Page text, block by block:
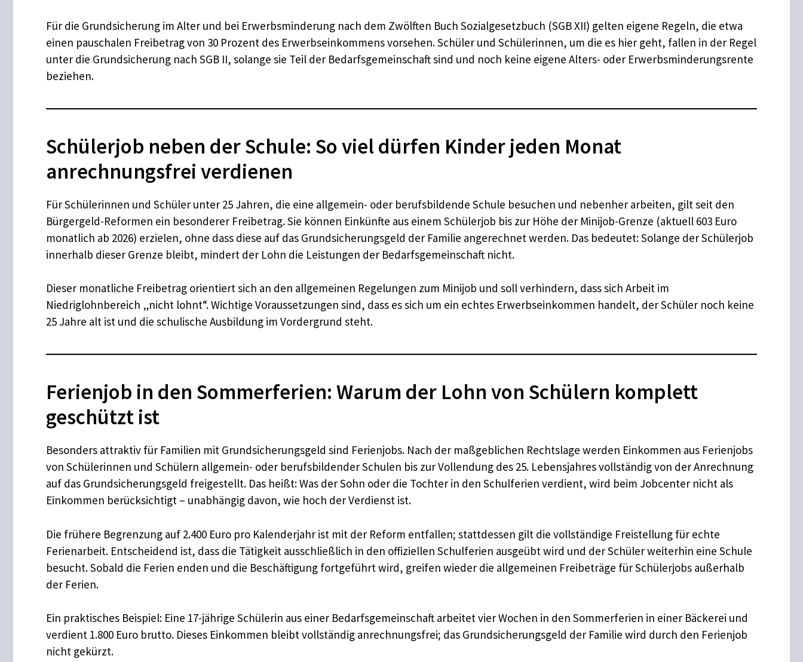
Für die Grundsicherung im Alter und bei Erwerbsminderung nach dem Zwölften Buch Sozialgesetzbuch (SGB XII) gelten eigene Regeln, die etwa
einen pauschalen Freibetrag von 30 Prozent des Erwerbseinkommens vorsehen. Schüler und Schülerinnen, um die es hier geht, fallen in der Regel
unter die Grundsicherung nach SGB II, solange sie Teil der Bedarfsgemeinschaft sind und noch keine eigene Alters- oder Erwerbsminderungsrente
beziehen.
Schülerjob neben der Schule: So viel dürfen Kinder jeden Monat
anrechnungsfrei verdienen
Für Schülerinnen und Schüler unter 25 Jahren, die eine allgemein- oder berufsbildende Schule besuchen und nebenher arbeiten, gilt seit den
Bürgergeld-Reformen ein besonderer Freibetrag. Sie können Einkünfte aus einem Schülerjob bis zur Höhe der Minijob-Grenze (aktuell 603 Euro
monatlich ab 2026) erzielen, ohne dass diese auf das Grundsicherungsgeld der Familie angerechnet werden. Das bedeutet: Solange der Schülerjob
innerhalb dieser Grenze bleibt, mindert der Lohn die Leistungen der Bedarfsgemeinschaft nicht.
Dieser monatliche Freibetrag orientiert sich an den allgemeinen Regelungen zum Minijob und soll verhindern, dass sich Arbeit im
Niedriglohnbereich „nicht lohnt“. Wichtige Voraussetzungen sind, dass es sich um ein echtes Erwerbseinkommen handelt, der Schüler noch keine
25 Jahre alt ist und die schulische Ausbildung im Vordergrund steht.
Ferienjob in den Sommerferien: Warum der Lohn von Schülern komplett
geschützt ist
Besonders attraktiv für Familien mit Grundsicherungsgeld sind Ferienjobs. Nach der maßgeblichen Rechtslage werden Einkommen aus Ferienjobs
von Schülerinnen und Schülern allgemein- oder berufsbildender Schulen bis zur Vollendung des 25. Lebensjahres vollständig von der Anrechnung
auf das Grundsicherungsgeld freigestellt. Das heißt: Was der Sohn oder die Tochter in den Schulferien verdient, wird beim Jobcenter nicht als
Einkommen berücksichtigt – unabhängig davon, wie hoch der Verdienst ist.
Die frühere Begrenzung auf 2.400 Euro pro Kalenderjahr ist mit der Reform entfallen; stattdessen gilt die vollständige Freistellung für echte
Ferienarbeit. Entscheidend ist, dass die Tätigkeit ausschließlich in den offiziellen Schulferien ausgeübt wird und der Schüler weiterhin eine Schule
besucht. Sobald die Ferien enden und die Beschäftigung fortgeführt wird, greifen wieder die allgemeinen Freibeträge für Schülerjobs außerhalb
der Ferien.
Ein praktisches Beispiel: Eine 17-jährige Schülerin aus einer Bedarfsgemeinschaft arbeitet vier Wochen in den Sommerferien in einer Bäckerei und
verdient 1.800 Euro brutto. Dieses Einkommen bleibt vollständig anrechnungsfrei; das Grundsicherungsgeld der Familie wird durch den Ferienjob
nicht gekürzt.